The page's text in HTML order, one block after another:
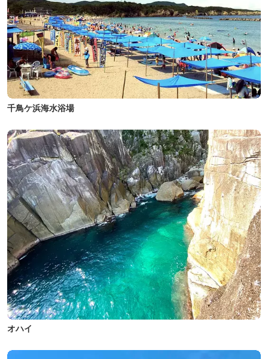
千鳥ケ浜海水浴場
オハイ